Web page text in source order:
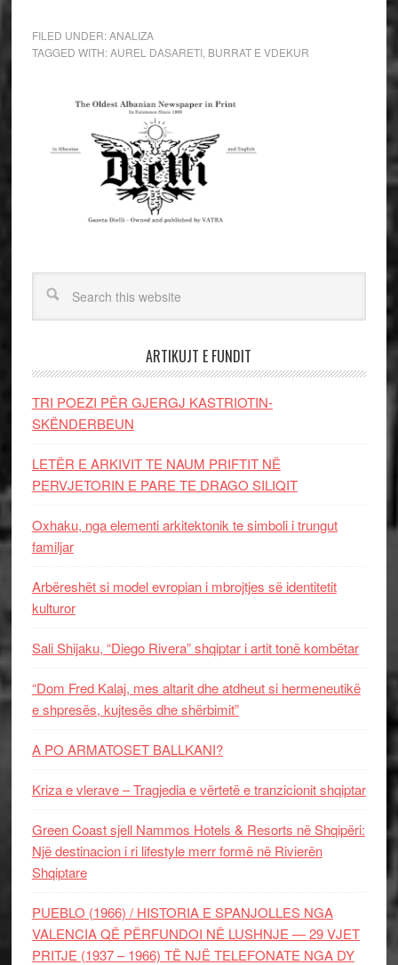
FILED UNDER:ANALIZA
TAGGED WITH:AUREL DASARETI, BURRAT E VDEKUR
ARTIKUJT E FUNDIT
TRI POEZI PËR GJERGJ KASTRIOTIN-
SKËNDERBEUN
LETËR E ARKIVIT TE NAUM PRIFTIT NË
PERVJETORIN E PARE TE DRAGO SILIQIT
Oxhaku, nga elementi arkitektonik te simboli i trungut
familjar
Arbëreshët si model evropian i mbrojtjes së identitetit
kulturor
Sali Shijaku, “Diego Rivera” shqiptar i artit tonë kombëtar
“Dom Fred Kalaj, mes altarit dhe atdheut si hermeneutikë
e shpresës, kujtesës dhe shërbimit”
A PO ARMATOSET BALLKANI?
Kriza e vlerave – Tragjedia e vërtetë e tranzicionit shqiptar
Green Coast sjell Nammos Hotels & Resorts në Shqipëri:
Një destinacion i ri lifestyle merr formë në Rivierën
Shqiptare
PUEBLO (1966) / HISTORIA E SPANJOLLES NGA
VALENCIA QË PËRFUNDOI NË LUSHNJE — 29 VJET
PRITJE (1937 – 1966) TË NJË TELEFONATE NGA DY